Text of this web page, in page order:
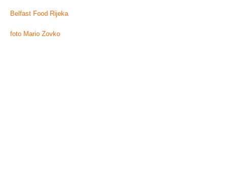
Belfast Food Rijeka
foto Mario Zovko